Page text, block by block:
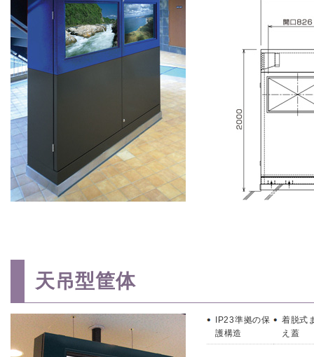
天吊型筐体
IP23準拠の保
護構造
着脱式
え蓋